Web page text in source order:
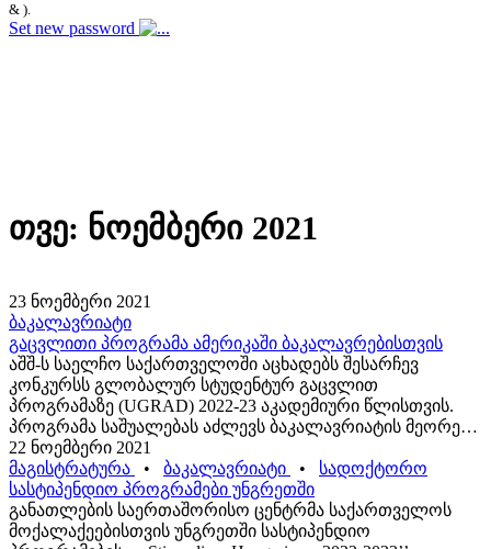
& ).
Set new password
თვე: ნოემბერი 2021
23 ნოემბერი 2021
ბაკალავრიატი
გაცვლითი პროგრამა ამერიკაში ბაკალავრებისთვის
აშშ-ს საელჩო საქართველოში აცხადებს შესარჩევ
კონკურსს გლობალურ სტუდენტურ გაცვლით
პროგრამაზე (UGRAD) 2022-23 აკადემიური წლისთვის.
პროგრამა საშუალებას აძლევს ბაკალავრიატის მეორე
და მესამე კურსის სტუდენტებს ერთი სემესტრის
განმავლობაში ისწავლონ ამერიკის შეერთებული...
22 ნოემბერი 2021
მაგისტრატურა
• ბაკალავრიატი • სადოქტორო
სასტიპენდიო პროგრამები უნგრეთში
განათლების საერთაშორისო ცენტრმა საქართველოს
მოქალაქეებისთვის უნგრეთში სასტიპენდიო